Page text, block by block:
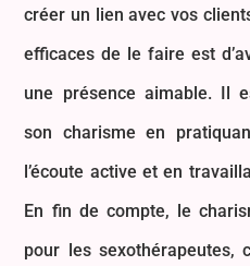
créer un lien avec vos
efficaces de le faire est
une présence aimable. Il
son charisme en
l’écoute active et en
En fin de compte, le
pour les